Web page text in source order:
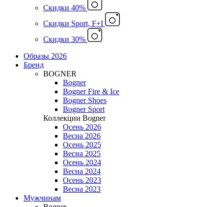
Скидки 40%
Скидки Sport, F+I
Скидки 30%
Образы 2026
Бренд
BOGNER
Bogner
Bogner Fire & Ice
Bogner Shoes
Bogner Sport
Коллекции Bogner
Осень 2026
Весна 2026
Осень 2025
Весна 2025
Осень 2024
Весна 2024
Осень 2023
Весна 2023
Мужчинам